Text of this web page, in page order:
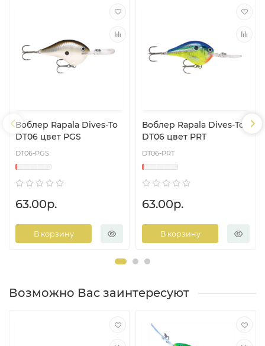
Воблер Rapala Dives-To
DT06 цвет PGS
DT06-PGS
63.00р.
В корзину
Воблер Rapala Dives-To
DT06 цвет PRT
DT06-PRT
63.00р.
В корзину
Возможно Вас заинтересуют